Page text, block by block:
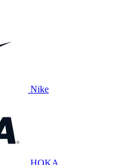
Nike
HOKA